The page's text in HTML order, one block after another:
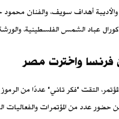
والأديبة أهداف سويف، والفنان
عباد الشمس الفلسطينية،
واخترت مصر
التقت "فكر تاني" عددًا من
حضور عدد من المؤتمرات والفعاليات